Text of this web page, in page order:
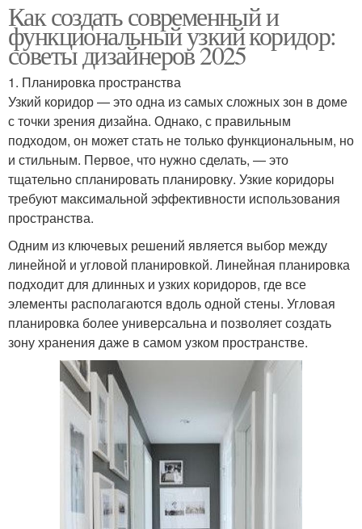
Как создать современный и
функциональный узкий коридор:
советы дизайнеров 2025
1. Планировка пространства
Узкий коридор — это одна из самых сложных зон в доме
с точки зрения дизайна. Однако, с правильным
подходом, он может стать не только функциональным, но
и стильным. Первое, что нужно сделать, — это
тщательно спланировать планировку. Узкие коридоры
требуют максимальной эффективности использования
пространства.
Одним из ключевых решений является выбор между
линейной и угловой планировкой. Линейная планировка
подходит для длинных и узких коридоров, где все
элементы располагаются вдоль одной стены. Угловая
планировка более универсальна и позволяет создать
зону хранения даже в самом узком пространстве.